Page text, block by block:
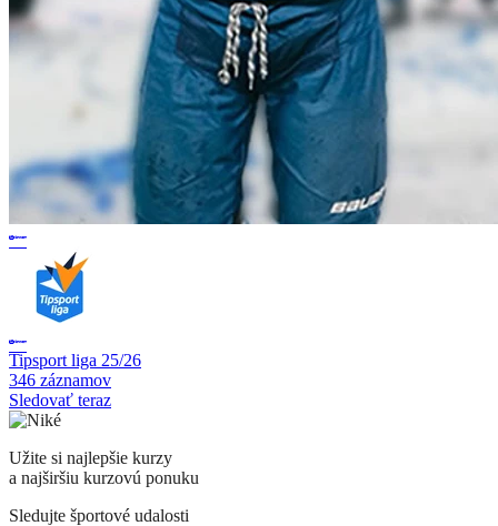
Tipsport liga 25/26
346 záznamov
Sledovať teraz
Užite si najlepšie kurzy
a najširšiu kurzovú ponuku
Sledujte športové udalosti